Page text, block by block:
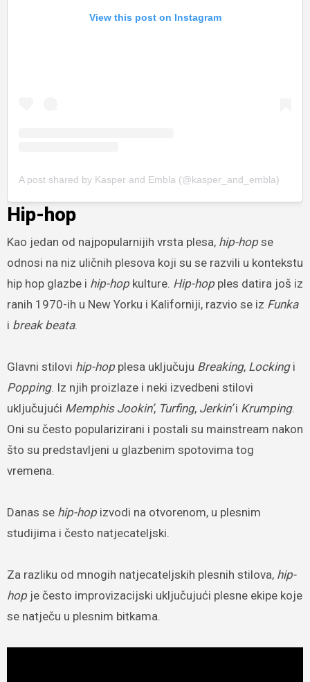
View this post on Instagram
A post shared by Kasper and Embla (@kasper_and_embla)
Hip-hop
Kao jedan od najpopularnijih vrsta plesa, hip-hopse
odnosi na niz uličnih plesova koji su se razvili u kontekstu
hip hop glazbe i hip-hopkulture. Hip-hopples datira još iz
ranih 1970-ih u New Yorku i Kaliforniji, razvio se iz Funka
i break beata.
Glavni stilovi hip-hopplesa uključuju Breaking, Lockingi
Popping. Iz njih proizlaze i neki izvedbeni stilovi
uključujući Memphis Jookin’, Turfing, Jerkin’i Krumping.
Oni su često popularizirani i postali su mainstream nakon
što su predstavljeni u glazbenim spotovima tog
vremena.
Danas se hip-hopizvodi na otvorenom, u plesnim
studijima i često natjecateljski.
Za razliku od mnogih natjecateljskih plesnih stilova, hip-
hopje često improvizacijski uključujući plesne ekipe koje
se natječu u plesnim bitkama.